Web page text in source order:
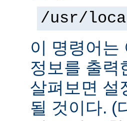
/usr/
이 명령어는
정보를 출력
살펴보면 설
될 것이다. (